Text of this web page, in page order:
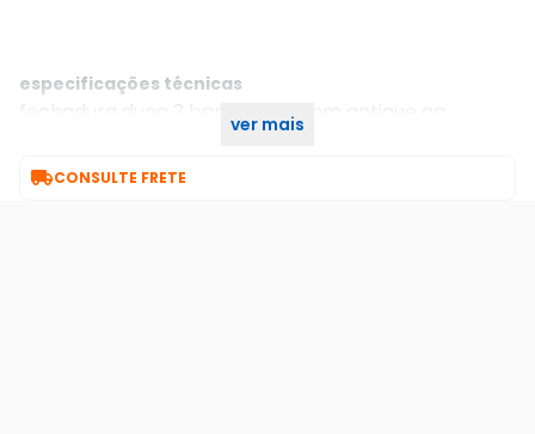
especificações técnicas
fechadura duna 3 banheiro 40mm antique aq
ver mais
CONSULTE FRETE